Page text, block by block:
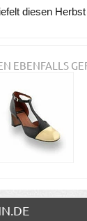
diesen Herbst
EBENFALLS